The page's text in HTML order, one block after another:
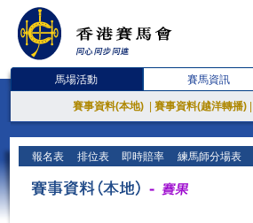
馬場活動 賽馬資訊
賽事資料(本地) 賽事資料(越洋轉播)
報名表 排位表 即時賠率 練馬師分場表